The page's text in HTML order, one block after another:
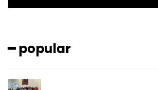
━ popular